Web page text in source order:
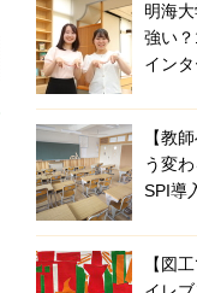
明海
強い
イン
【教
う変
SPI導
【図